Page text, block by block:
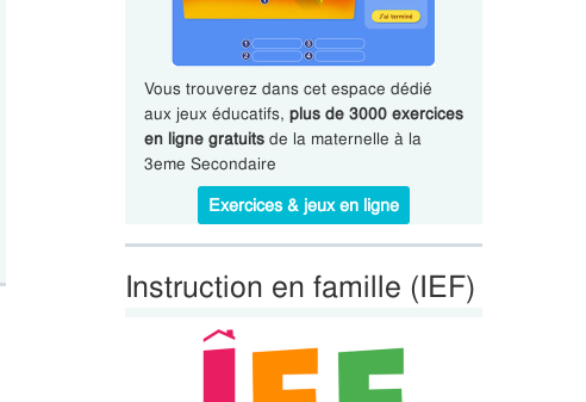
Vous trouverez dans cet espace dédié
aux jeux éducatifs, plus de 3000 exercices
en ligne gratuitsde la maternelle à la
3eme Secondaire
Exercices & jeux en ligne
Instruction en famille (IEF)